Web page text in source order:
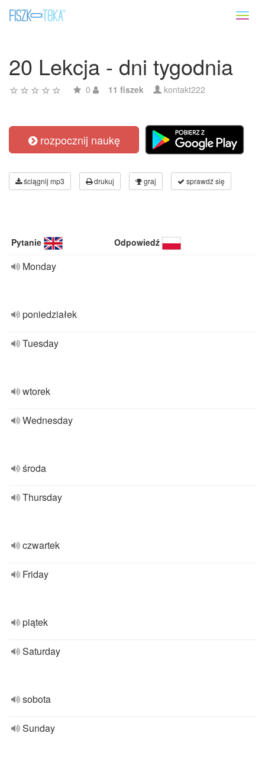
20 Lekcja - dni tygodnia
0 11 fiszek kontakt222
rozpocznij naukę
ściągnij mp3 drukuj graj sprawdź się
Pytanie Odpowiedź
Monday
poniedziałek
Tuesday
wtorek
Wednesday
środa
Thursday
czwartek
Friday
piątek
Saturday
sobota
Sunday